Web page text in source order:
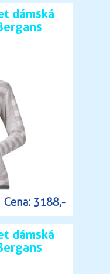
dámská
Cena: 3188,-
dámská